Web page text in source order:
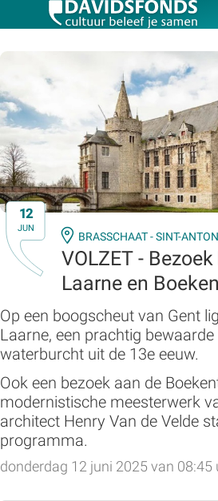
12
JUN
BRASSCHAAT - SINT-
VOLZET -
Laarne en
Op een boogscheut van Gent
Laarne, een prachtig
waterburcht uit de 13e eeuw.
Ook een bezoek aan de
modernistische meesterwerk
architect Henry Van de Velde
programma.
donderdag 12 juni 2025 van
Zoek:
Zoeken